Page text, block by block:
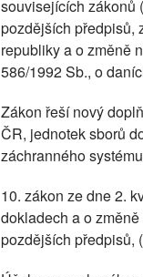
souvisejících zákonů
pozdějších předpisů,
republiky a o změně
586/1992 Sb., o
Zákon řeší nový
ČR, jednotek sborů
záchranného
10. zákon ze dne 2.
dokladech a o
pozdějších předpisů,